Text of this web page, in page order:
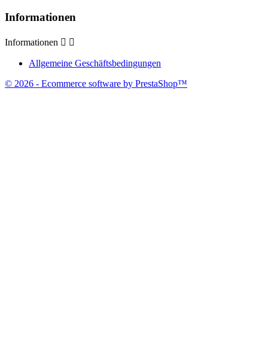
Informationen
Informationen  
Allgemeine Geschäftsbedingungen
© 2026 - Ecommerce software by PrestaShop™